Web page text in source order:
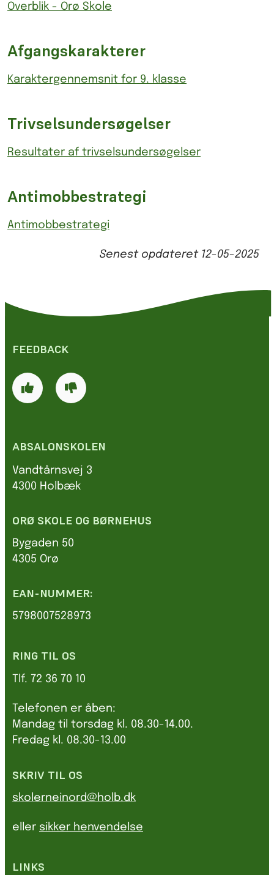
Overblik - Orø Skole
Afgangskarakterer
Karaktergennemsnit for 9. klasse
Trivselsundersøgelser
Resultater af trivselsundersøgelser
Antimobbestrategi
Antimobbestrategi
Senest opdateret 12-05-2025
FEEDBACK
ABSALONSKOLEN
Vandtårnsvej 3
4300 Holbæk
ORØ SKOLE OG BØRNEHUS
Bygaden 50
4305 Orø
EAN-NUMMER:
5798007528973
RING TIL OS
Tlf. 72 36 70 10
Telefonen er åben:
Mandag til torsdag kl. 08.30-14.00.
Fredag kl. 08.30-13.00
SKRIV TIL OS
skolerneinord@holb.dk
eller sikker henvendelse
LINKS